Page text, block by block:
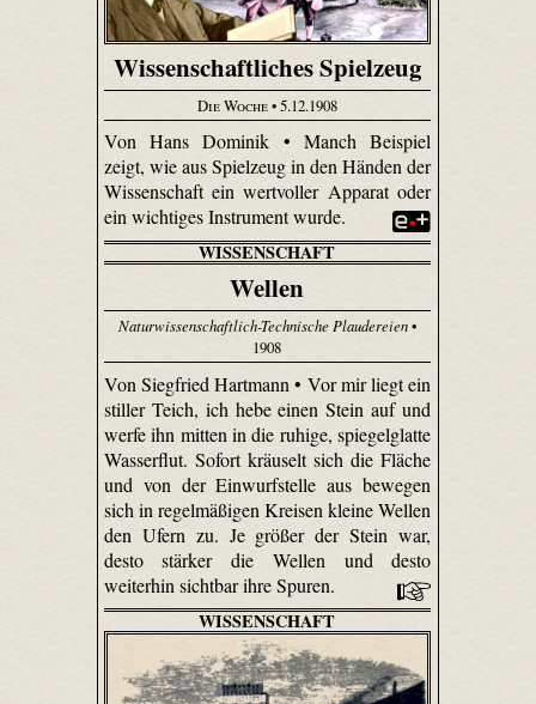
Wissenschaftliches Spielzeug
Die Woche• 5.12.1908
Von Hans Dominik • Manch Beispiel
zeigt, wie aus Spielzeug in den Händen der
Wissenschaft ein wertvoller Apparat oder
ein wichtiges Instrument wurde.
WISSENSCHAFT
Wellen
Naturwissenschaftlich-Technische Plaudereien•
1908
Von Siegfried Hartmann • Vor mir liegt ein
stiller Teich, ich hebe einen Stein auf und
werfe ihn mitten in die ruhige, spiegelglatte
Wasserflut. Sofort kräuselt sich die Fläche
und von der Einwurfstelle aus bewegen
sich in regelmäßigen Kreisen kleine Wellen
den Ufern zu. Je größer der Stein war,
desto stärker die Wellen und desto
weiterhin sichtbar ihre Spuren.
WISSENSCHAFT